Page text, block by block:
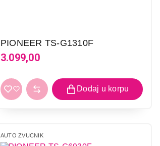
PIONEER TS-G1310F
3.099,00
AUTO ZVUCNIK